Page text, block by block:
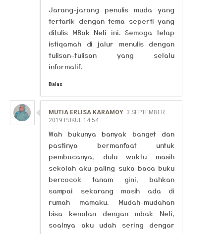
Jarang-jarang penulis muda yang
tertarik dengan tema seperti yang
ditulis MBak Neti ini. Semoga tetap
istiqamah di jalur menulis dengan
tulisan-tulisan yang selalu
informatif.
Balas
MUTIA ERLISA KARAMOY 3 SEPTEMBER
2019 PUKUL 14.54
Wah bukunya banyak banget dan
pastinya bermanfaat untuk
pembacanya, dulu waktu masih
sekolah aku paling suka baca buku
bercocok tanam gini, bahkan
sampai sekarang masih ada di
rumah mamaku. Mudah-mudahan
bisa kenalan dengan mbak Neti,
soalnya aku udah sering dengar